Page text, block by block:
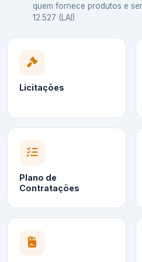
quem fornece produtos e
12.527 (LAI)
Licitações
Plano de
Contratações